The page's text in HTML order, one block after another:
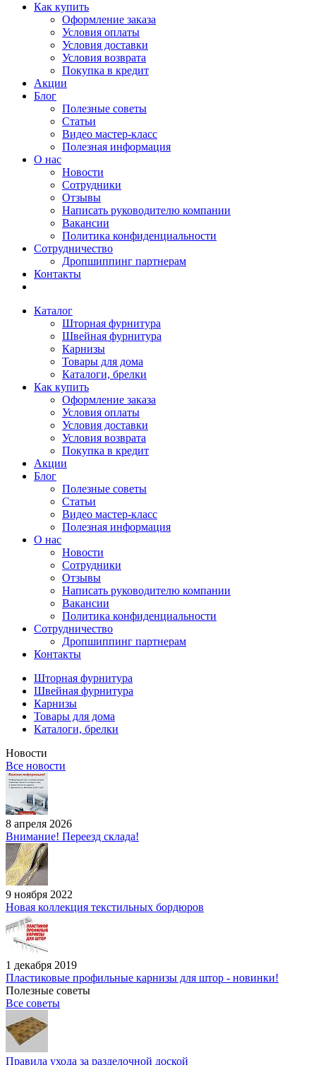
Как купить
Оформление заказа
Условия оплаты
Условия доставки
Условия возврата
Покупка в кредит
Акции
Блог
Полезные советы
Статьи
Видео мастер-класс
Полезная информация
О нас
Новости
Сотрудники
Отзывы
Написать руководителю компании
Вакансии
Политика конфиденциальности
Сотрудничество
Дропшиппинг партнерам
Контакты
Каталог
Шторная фурнитура
Швейная фурнитура
Карнизы
Товары для дома
Каталоги, брелки
Как купить
Оформление заказа
Условия оплаты
Условия доставки
Условия возврата
Покупка в кредит
Акции
Блог
Полезные советы
Статьи
Видео мастер-класс
Полезная информация
О нас
Новости
Сотрудники
Отзывы
Написать руководителю компании
Вакансии
Политика конфиденциальности
Сотрудничество
Дропшиппинг партнерам
Контакты
Шторная фурнитура
Швейная фурнитура
Карнизы
Товары для дома
Каталоги, брелки
Новости
Все новости
8 апреля 2026
Внимание! Переезд склада!
9 ноября 2022
Новая коллекция текстильных бордюров
1 декабря 2019
Пластиковые профильные карнизы для штор - новинки!
Полезные советы
Все советы
Правила ухода за разделочной доской